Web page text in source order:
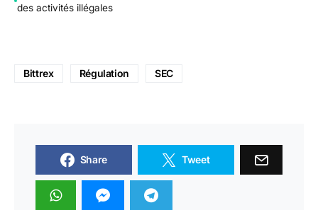
des activités illégales
Bittrex Régulation SEC
Share Tweet